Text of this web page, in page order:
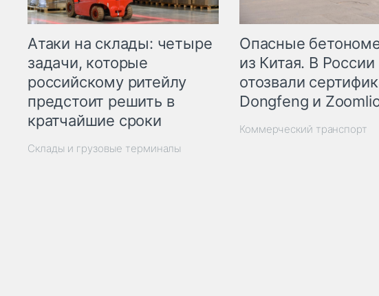
Атаки на склады: четыре
задачи, которые
российскому ритейлу
предстоит решить в
кратчайшие сроки
Склады и грузовые терминалы
Опасные
из Китая. В России
отозвали
Dongfeng и
Коммерческий транспорт